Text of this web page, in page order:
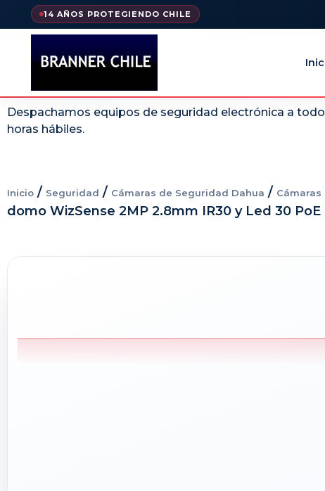
14 AÑOS PROTEGIENDO CHILE
Despachamos equipos de seguridad electrónica a
horas hábiles.
Inicio / Seguridad / Cámaras de Seguridad Dahua / Cámaras
domo WizSense 2MP 2.8mm IR30 y Led 30